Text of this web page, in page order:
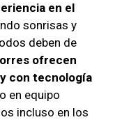
en el
sonrisas y
deben de
ofrecen
con tecnología
en equipo
incluso en los